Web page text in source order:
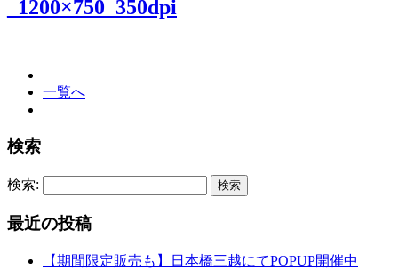
_1200×750_350dpi
一覧へ
検索
検索:
最近の投稿
【期間限定販売も】日本橋三越にてPOPUP開催中